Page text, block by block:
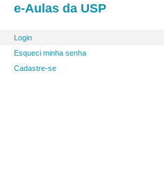
e-Aulas da USP
Login
Esqueci minha senha
Cadastre-se